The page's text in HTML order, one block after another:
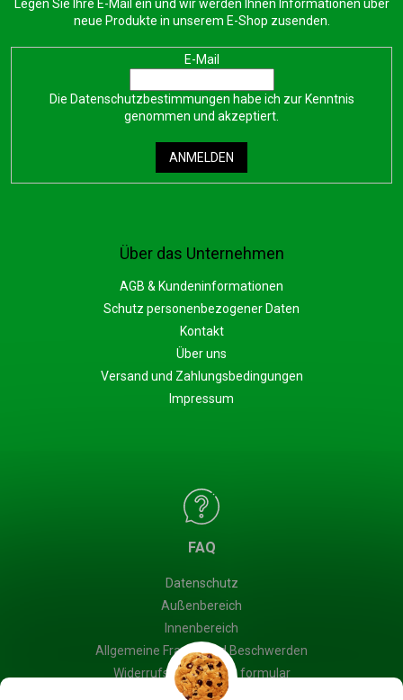
Über das Unternehmen
AGB & Kundeninformationen
Schutz personenbezogener Daten
Kontakt
Über uns
Versand und Zahlungsbedingungen
Impressum
FAQ
Datenschutz
Außenbereich
Innenbereich
Allgemeine Fragen und Beschwerden
Widerrufsbelehrung & formular
Blog
Legen Sie Ihre E-Mail ein und wir werden Ihnen Informationen über
neue Produkte in unserem E-Shop zusenden.
E-Mail
Die Datenschutzbestimmungen habe ich zur Kenntnis
genommen und akzeptiert.
ANMELDEN